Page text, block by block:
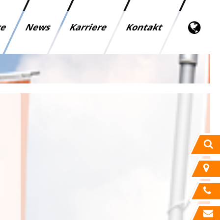
News Karriere Kontakt